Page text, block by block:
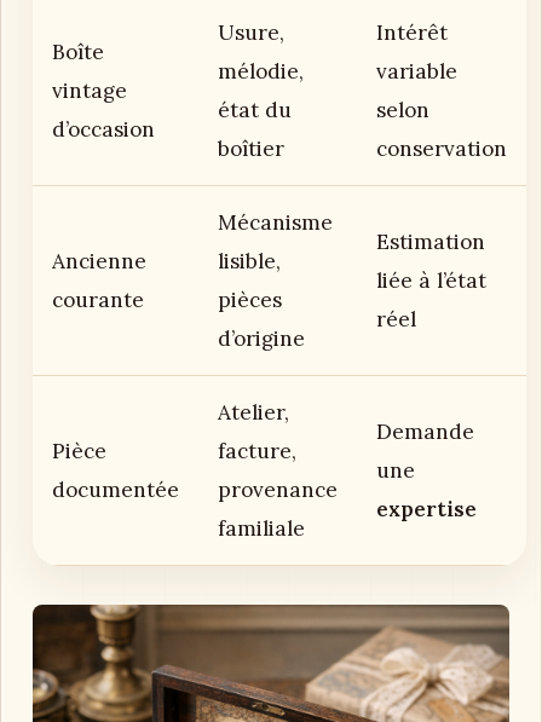
Boîte
vintage
d’occasion
Usure,
mélodie,
état du
boîtier
Intérêt
variable
selon
conservation
Ancienne
courante
Mécanisme
lisible,
pièces
d’origine
Estimation
liée à l’état
réel
Pièce
documentée
Atelier,
facture,
provenance
familiale
Demande
une
expertise